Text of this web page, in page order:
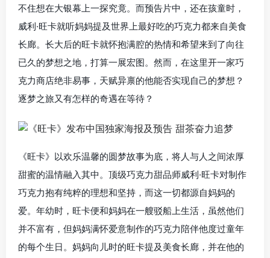
不住想在大银幕上一探究竟。而预告片中，还在孩童时，
威利·旺卡就听妈妈提及世界上最好吃的巧克力都来自美食
长廊。长大后的旺卡就怀抱满腔的热情和希望来到了向往
已久的梦想之地，打算一展宏图。然而，在这里开一家巧
克力商店绝非易事，天赋异禀的他能否实现自己的梦想？
逐梦之旅又有怎样的奇遇在等待？
《旺卡》以欢乐温馨的圆梦故事为底，将人与人之间浓厚
甜蜜的温情融入其中。顶级巧克力甜品师威利·旺卡对制作
巧克力抱有纯粹的理想和坚持，而这一切都源自妈妈的
爱。年幼时，旺卡便和妈妈在一艘驳船上生活，虽然他们
并不富有，但妈妈满怀爱意制作的巧克力陪伴他度过童年
的每个生日。妈妈向儿时的旺卡提及美食长廊，并在他的